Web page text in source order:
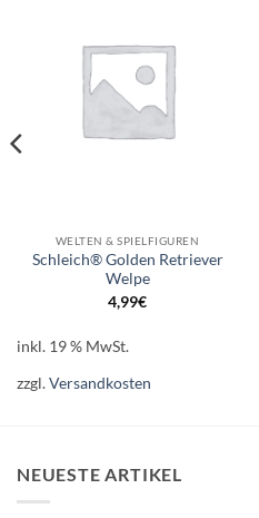
WELTEN & SPIELFIGUREN
Schleich® Golden Retriever
Welpe
4,99€
inkl. 19 % MwSt.
zzgl.Versandkosten
NEUESTE ARTIKEL